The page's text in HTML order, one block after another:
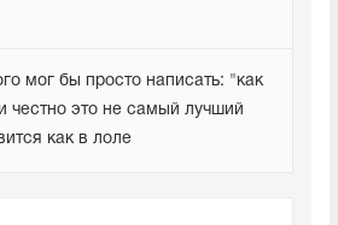
мог бы просто написать: "как
честно это не самый лучший
как в лоле